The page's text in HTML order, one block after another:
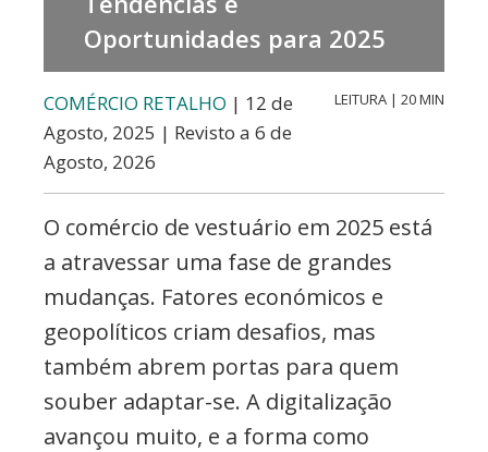
Oportunidades para 2025
COMÉRCIO RETALHO | 12 de
Agosto, 2025 | Revisto a 6 de
Agosto, 2026
LEITURA | 20 MIN
O comércio de vestuário em 2025 está
a atravessar uma fase de grandes
mudanças. Fatores económicos e
geopolíticos criam desafios, mas
também abrem portas para quem
souber adaptar-se. A digitalização
avançou muito, e a forma como